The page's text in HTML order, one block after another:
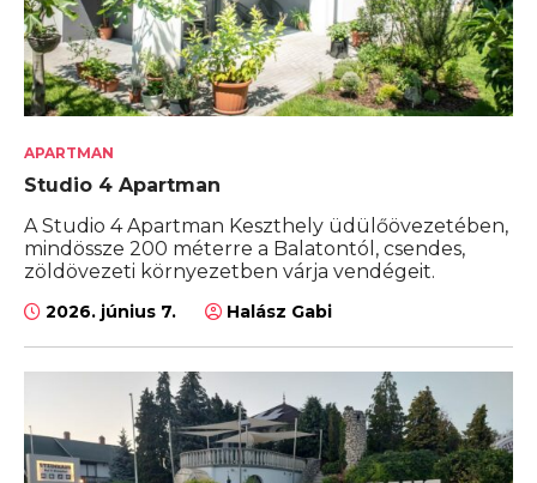
APARTMAN
Studio 4 Apartman
A Studio 4 Apartman Keszthely üdülőövezetében,
mindössze 200 méterre a Balatontól, csendes,
zöldövezeti környezetben várja vendégeit.
2026. június 7. Halász Gabi